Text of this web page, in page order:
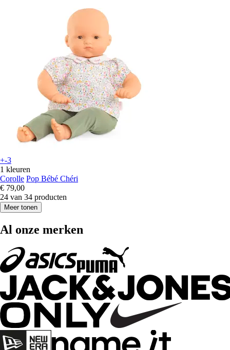
+-3
1 kleuren
Corolle Pop Bébé Chéri
€ 79,00
24 van 34 producten
Meer tonen
Al onze merken